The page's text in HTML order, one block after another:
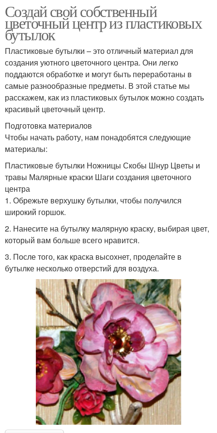
Создай свой собственный
цветочный центр из пластиковых
бутылок
Пластиковые бутылки – это отличный материал для
создания уютного цветочного центра. Они легко
поддаются обработке и могут быть переработаны в
самые разнообразные предметы. В этой статье мы
расскажем, как из пластиковых бутылок можно создать
красивый цветочный центр.
Подготовка материалов
Чтобы начать работу, нам понадобятся следующие
материалы:
Пластиковые бутылки Ножницы Скобы Шнур Цветы и
травы Малярные краски Шаги создания цветочного
центра
1. Обрежьте верхушку бутылки, чтобы получился
широкий горшок.
2. Нанесите на бутылку малярную краску, выбирая цвет,
который вам больше всего нравится.
3. После того, как краска высохнет, проделайте в
бутылке несколько отверстий для воздуха.